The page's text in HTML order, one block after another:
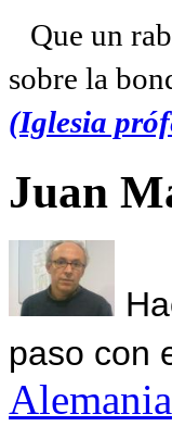
Que un
sobre la
(Iglesia
Juan
paso con
Alemania